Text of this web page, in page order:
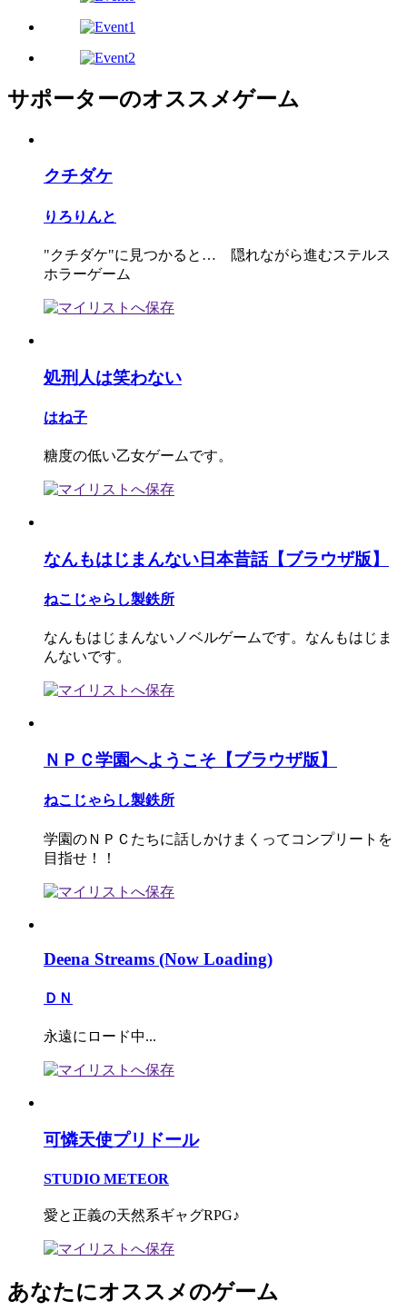
サポーターのオススメゲーム
クチダケ
りろりんと
"クチダケ"に見つかると… 隠れながら進むステルス
ホラーゲーム
処刑人は笑わない
はね子
糖度の低い乙女ゲームです。
なんもはじまんない日本昔話【ブラウザ版】
ねこじゃらし製鉄所
なんもはじまんないノベルゲームです。なんもはじま
んないです。
ＮＰＣ学園へようこそ【ブラウザ版】
ねこじゃらし製鉄所
学園のＮＰＣたちに話しかけまくってコンプリートを
目指せ！！
Deena Streams (Now Loading)
ＤＮ
永遠にロード中...
可憐天使プリドール
STUDIO METEOR
愛と正義の天然系ギャグRPG♪
あなたにオススメのゲーム